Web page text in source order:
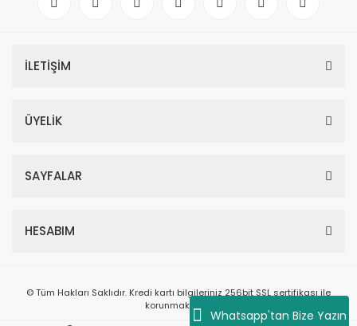
Whatsapp'tan Bize Yazın
İLETİŞİM
ÜYELİK
SAYFALAR
HESABIM
© Tüm Hakları Saklıdır. Kredi kartı bilgileriniz 256bit SSL sertifikası ile
korunmaktadır.